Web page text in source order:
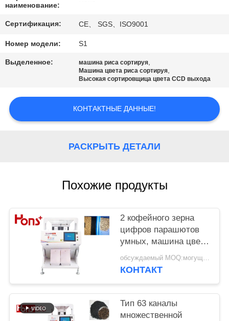
СПРОСИТЕ
ЦИТАТУ
КАРТА
PRIVACY
наименование:
Сертификация: CE、 SGS、ISO9001
Номер модели: S1
Выделенное: машина риса сортируя,
Машина цвета риса сортируя,
Высокая сортировщица цвета CCD выхода
КОНТАКТНЫЕ ДАННЫЕ!
РАСКРЫТЬ ДЕТАЛИ
Похожие продукты
2 кофейного зерна
цифров парашютов
умных, машина цвета
арахиса сортируя
обсуждаемый MOQ:могущий быть предметом переговоров
КОНТАКТ
Тип 63 каналы
множественной